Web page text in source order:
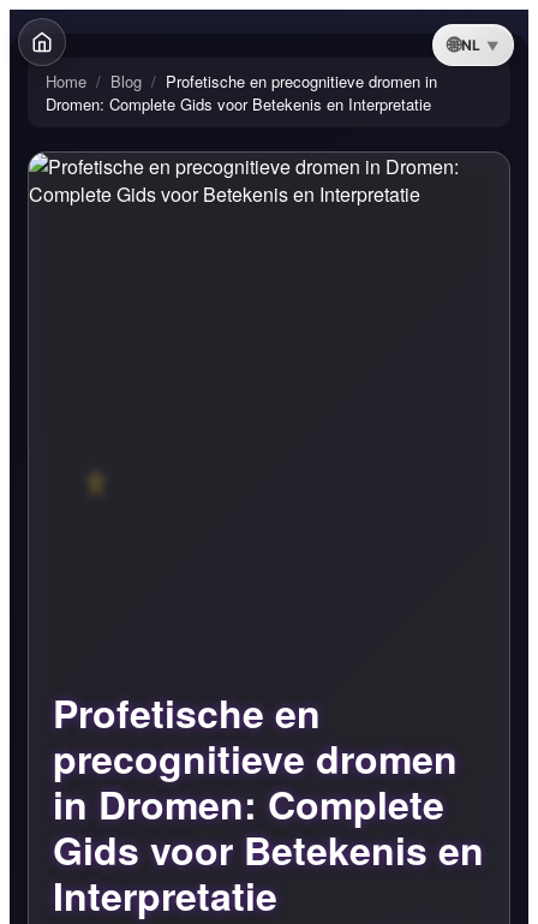
NL
Home / Blog / Profetische en precognitieve dromen in
Dromen: Complete Gids voor Betekenis en Interpretatie
Profetische en
precognitieve dromen
in Dromen: Complete
Gids voor Betekenis en
Interpretatie